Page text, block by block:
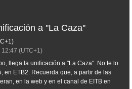
a ''La Caza''
12:47 (UTC+1)
llega la unificación a "La Caza". No te lo
en ETB2. Recuerda que, a partir de las
en la web y en el canal de EITB en